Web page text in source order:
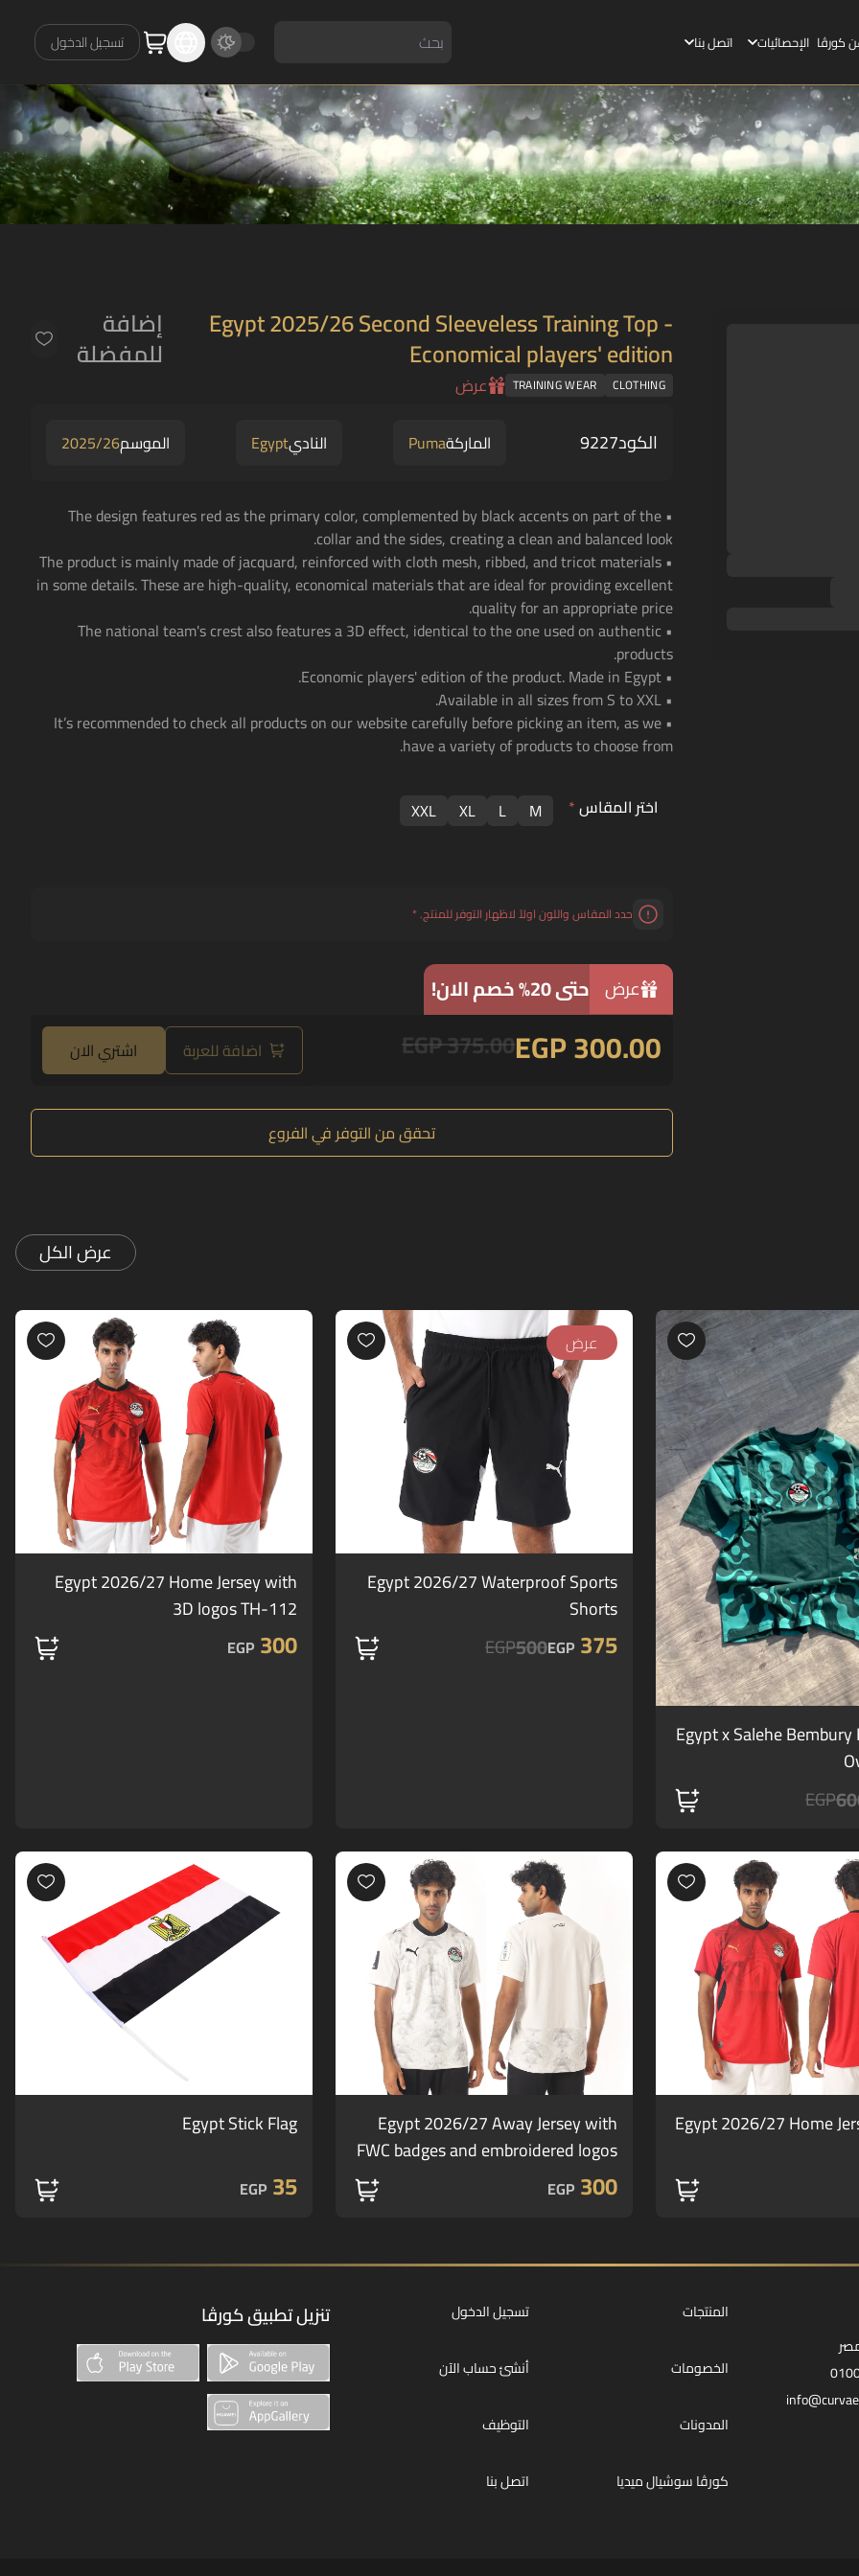
كورڤا الإحصائيات اتصل بنا تسجيل الدخول
Egypt 2025/26 Second Sleeveless Training Top -
Economical players' edition
إضافة
للمفضلة
CLOTHING
TRAINING WEAR عرض
الكود9227 الماركةPuma الناديEgypt الموسم2025/26
• The design features red as the primary color, complemented by black accents on part of the
collar and the sides, creating a clean and balanced look.
• The product is mainly made of jacquard, reinforced with cloth mesh, ribbed, and tricot materials
in some details. These are high-quality, economical materials that are ideal for providing excellent
quality for an appropriate price.
• The national team's crest also features a 3D effect, identical to the one used on authentic
products.
• Economic players' edition of the product. Made in Egypt.
• Available in all sizes from S to XXL.
• It’s recommended to check all products on our website carefully before picking an item, as we
have a variety of products to choose from.
اختر المقاس*
M
L
XL
XXL
حدد المقاس واللون اولاً لاظهار التوفر للمنتج.*
عرض حتى 20% خصم الان!
EGP 300.00
EGP 375.00 اضافة للعربة اشتري الان
تحقق من التوفر في الفروع
عرض الكل
Egypt x Salehe
EGP
عرض
Egypt 2026/27 Waterproof Sports
Shorts
375
EGP
500
EGP
Egypt 2026/27 Home Jersey with
3D logos TH-112
300
EGP
Egypt 2026/27 Home
Egypt 2026/27 Away Jersey with
FWC badges and embroidered logos
AT-193
300
EGP
Egypt Stick Flag
35
EGP
المنتجات
الخصومات
المدونات
كورڤا سوشيال ميديا
تسجيل الدخول
أنشئ حساب الآن
التوظيف
اتصل بنا
تنزيل تطبيق كورڤا